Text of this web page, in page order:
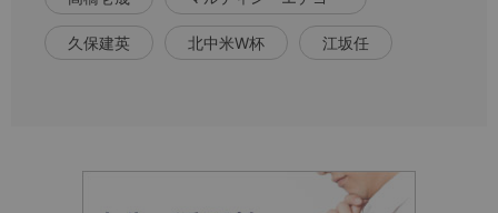
久保建英 北中米W杯 江坂任